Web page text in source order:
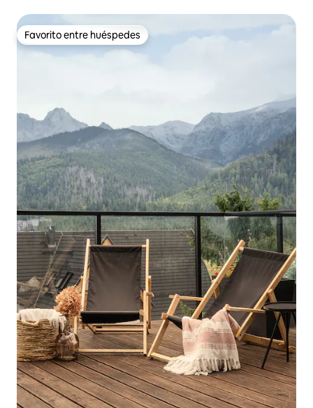
Favorito entre huéspedes
Favorito entre huéspedes